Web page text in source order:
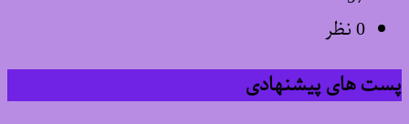
0 نظر
پست های پیشنهادی